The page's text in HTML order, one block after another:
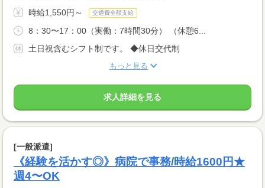
時給1,550円～ 交通費全額支給
8：30〜17：00（実働：7時間30分） （休憩6...
土日祝含むシフト制です。 ◆休日交代制
もっと見る
求人詳細を見る
[一般派遣]
《経験を活かす◎》病院で事務/時給1600円★
週4〜OK